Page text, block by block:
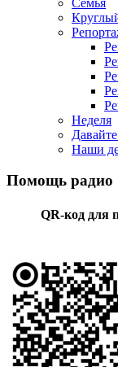
Неделя
Наши
Помощь радио
QR-код для